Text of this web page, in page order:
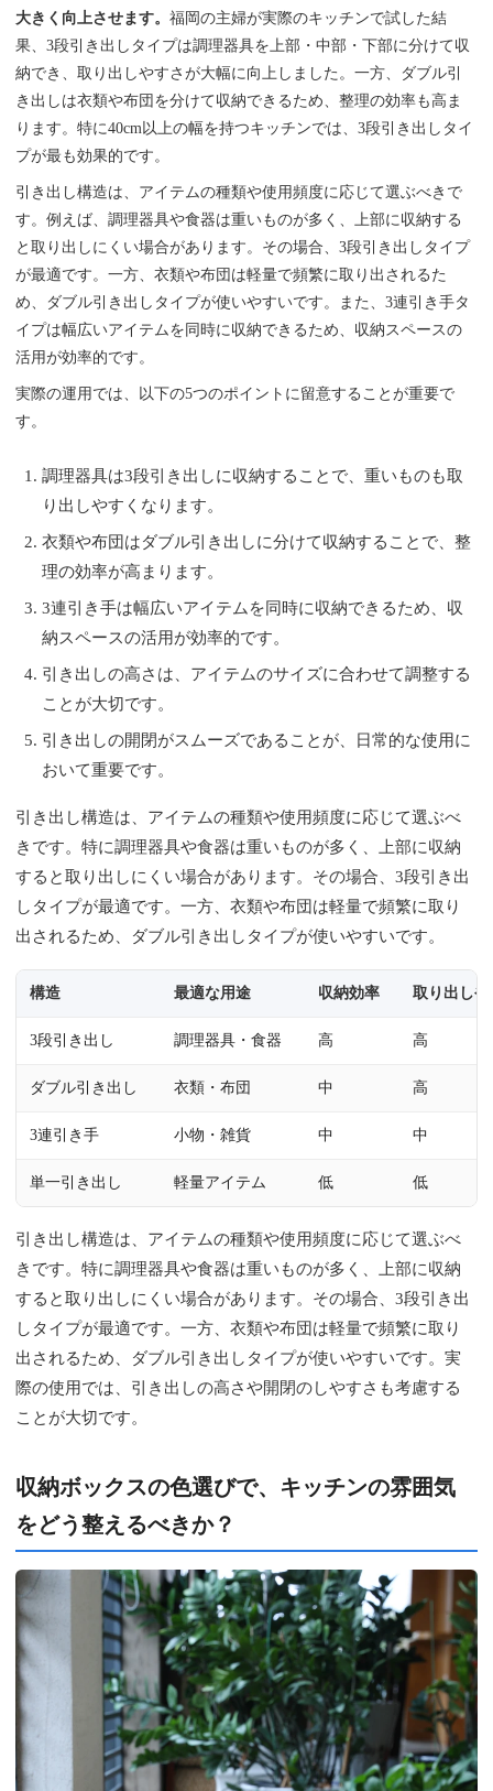
大きく向上させます。福岡の主婦が実際のキッチンで試した結
果、3段引き出しタイプは調理器具を上部・中部・下部に分けて収
納でき、取り出しやすさが大幅に向上しました。一方、ダブル引
き出しは衣類や布団を分けて収納できるため、整理の効率も高ま
ります。特に40cm以上の幅を持つキッチンでは、3段引き出しタイ
プが最も効果的です。
引き出し構造は、アイテムの種類や使用頻度に応じて選ぶべきで
す。例えば、調理器具や食器は重いものが多く、上部に収納する
と取り出しにくい場合があります。その場合、3段引き出しタイプ
が最適です。一方、衣類や布団は軽量で頻繁に取り出されるた
め、ダブル引き出しタイプが使いやすいです。また、3連引き手タ
イプは幅広いアイテムを同時に収納できるため、収納スペースの
活用が効率的です。
実際の運用では、以下の5つのポイントに留意することが重要で
す。
調理器具は3段引き出しに収納することで、重いものも取
り出しやすくなります。
衣類や布団はダブル引き出しに分けて収納することで、整
理の効率が高まります。
3連引き手は幅広いアイテムを同時に収納できるため、収
納スペースの活用が効率的です。
引き出しの高さは、アイテムのサイズに合わせて調整する
ことが大切です。
引き出しの開閉がスムーズであることが、日常的な使用に
おいて重要です。
引き出し構造は、アイテムの種類や使用頻度に応じて選ぶべ
きです。特に調理器具や食器は重いものが多く、上部に収納
すると取り出しにくい場合があります。その場合、3段引き出
しタイプが最適です。一方、衣類や布団は軽量で頻繁に取り
出されるため、ダブル引き出しタイプが使いやすいです。
構造 最適な用途 収納効率 取り出し
3段引き出し 調理器具・食器 高 高
ダブル引き出し 衣類・布団 中 高
3連引き手 小物・雑貨 中 中
単一引き出し 軽量アイテム 低 低
引き出し構造は、アイテムの種類や使用頻度に応じて選ぶべ
きです。特に調理器具や食器は重いものが多く、上部に収納
すると取り出しにくい場合があります。その場合、3段引き出
しタイプが最適です。一方、衣類や布団は軽量で頻繁に取り
出されるため、ダブル引き出しタイプが使いやすいです。実
際の使用では、引き出しの高さや開閉のしやすさも考慮する
ことが大切です。
収納ボックスの色選びで、キッチンの雰囲気
をどう整えるべきか？